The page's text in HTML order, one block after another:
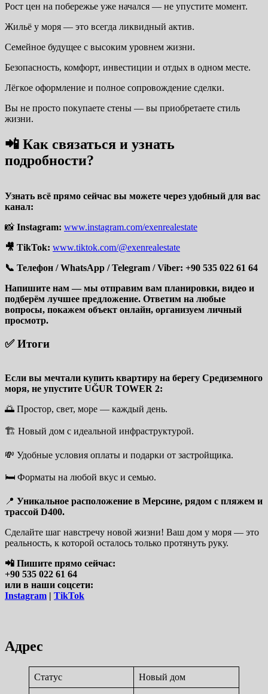
Рост цен на побережье уже начался — не упустите момент.
Жильё у моря — это всегда ликвидный актив.
Семейное будущее с высоким уровнем жизни.
Безопасность, комфорт, инвестиции и отдых в одном месте.
Лёгкое оформление и полное сопровождение сделки.
Вы не просто покупаете стены — вы приобретаете стиль
жизни.
📲 Как связаться и узнать
подробности?
Узнать всё прямо сейчас вы можете через удобный для вас
канал:
📸 Instagram: www.instagram.com/exenrealestate
🎥 TikTok: www.tiktok.com/@exenrealestate
📞 Телефон / WhatsApp / Telegram / Viber: +90 535 022 61 64
Напишите нам — мы отправим вам планировки, видео и
подберём лучшее предложение. Ответим на любые
вопросы, покажем объект онлайн, организуем личный
просмотр.
✅ Итоги
Если вы мечтали купить квартиру на берегу Средиземного
моря, не упустите UĞUR TOWER 2:
🌅 Простор, свет, море — каждый день.
🏗️ Новый дом с идеальной инфраструктурой.
💸 Удобные условия оплаты и подарки от застройщика.
🛏 Форматы на любой вкус и семью.
📍 Уникальное расположение в Мерсине, рядом с пляжем и
трассой D400.
Сделайте шаг навстречу новой жизни! Ваш дом у моря — это
реальность, к которой осталось только протянуть руку.
📲 Пишите прямо сейчас:
+90 535 022 61 64
или в наши соцсети:
Instagram | TikTok
Адрес
Статус Новый дом